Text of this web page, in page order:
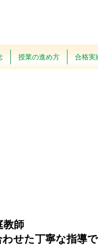
授業の進め方 合格実
教師
せた丁寧な指導で